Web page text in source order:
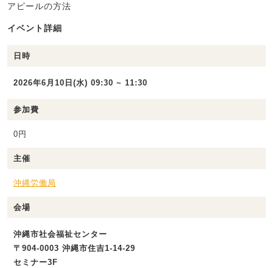
アピールの方法
イベント詳細
日時
2026年6月10日(水) 09:30 ~ 11:30
参加費
0円
主催
沖縄労働局
会場
沖縄市社会福祉センター
〒904-0003 沖縄市住吉1-14-29
セミナー3F